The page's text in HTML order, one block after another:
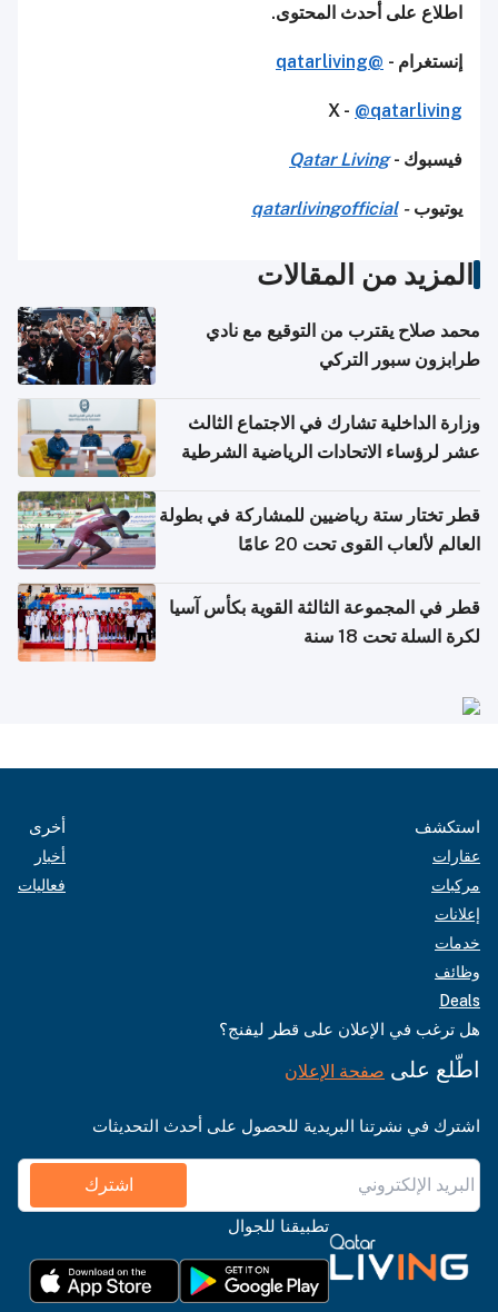
اطلاع على أحدث المحتوى.
إنستغرام - @qatarliving
X - @qatarliving
فيسبوك -Qatar Living
يوتيوب-
qatarlivingofficial
المزيد من المقالات
محمد صلاح يقترب من التوقيع مع نادي
طرابزون سبور التركي
وزارة الداخلية تشارك في الاجتماع الثالث
عشر لرؤساء الاتحادات الرياضية الشرطية
قطر تختار ستة رياضيين للمشاركة في بطولة
العالم لألعاب القوى تحت 20 عامًا
قطر في المجموعة الثالثة القوية بكأس آسيا
لكرة السلة تحت 18 سنة
استكشف
عقارات
مركبات
إعلانات
خدمات
وظائف
Deals
أخرى
أخبار
فعاليات
هل ترغب في الإعلان على قطر ليفنج؟
اطّلع على صفحة الإعلان
اشترك في نشرتنا البريدية للحصول على أحدث التحديثات
اشترك
تطبيقنا للجوال